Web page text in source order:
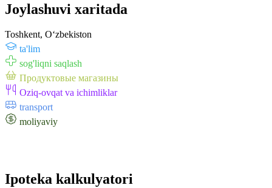
Joylashuvi xaritada
Toshkent, Oʻzbekiston
ta'lim
sog'liqni saqlash
Продуктовые магазины
Oziq-ovqat va ichimliklar
transport
moliyaviy
Ipoteka kalkulyatori